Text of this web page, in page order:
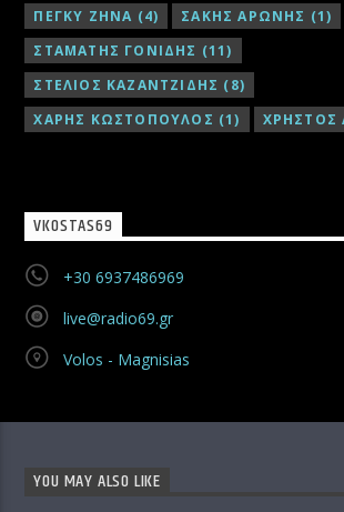
ΠΕΓΚΥ ΖΗΝΑ (4) ΣΑΚΗΣ ΑΡΩΝΗΣ (1)
ΣΤΑΜΑΤΗΣ ΓΟΝΙΔΗΣ (11)
ΣΤΕΛΙΟΣ ΚΑΖΑΝΤΖΙΔΗΣ (8)
ΧΑΡΗΣ ΚΩΣΤΟΠΟΥΛΟΣ (1) ΧΡΗΣΤΟΣ
VKOSTAS69
+30 6937486969
live@radio69.gr
Volos - Magnisias
YOU MAY ALSO LIKE